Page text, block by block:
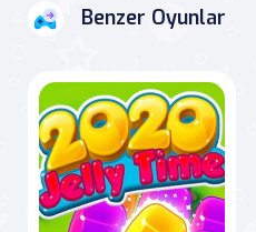
Benzer Oyunlar